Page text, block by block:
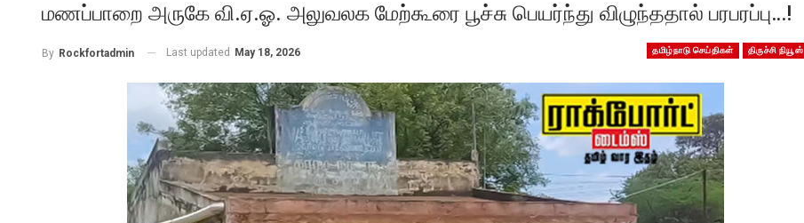
மணப்பாறை அருகே வி.ஏ.ஓ. அலுவலக மேற்கூரை பூச்சு பெயர்ந்து விழுந்ததால் பரபரப்பு…!
தமிழ்நாடு செய்திகள் திருச்சி நியூஸ்
By Rockfortadmin Last updated May 18, 2026